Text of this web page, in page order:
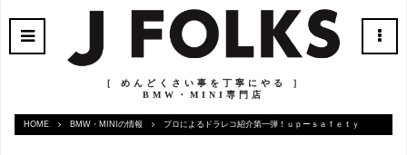
［ めんどくさい事を丁寧にやる ］
BMW・MINI専門店
HOME BMW・MINIの情報 プロによるドラレコ紹介第一弾！ｕｐーｓａｆｅｔｙ